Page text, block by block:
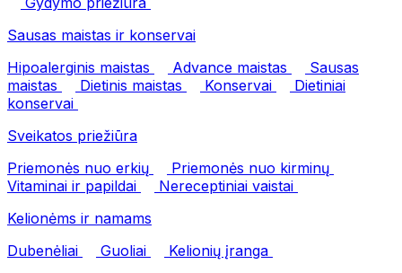
Sausas maistas ir konservai
Hipoalerginis maistas
Advance maistas
Sausas
maistas
Dietinis maistas Konservai
Dietiniai
konservai
Sveikatos priežiūra
Priemonės nuo erkių
Priemonės nuo kirminų
Vitaminai ir papildai
Nereceptiniai vaistai
Kelionėms ir namams
Dubenėliai
Guoliai
Kelionių įranga